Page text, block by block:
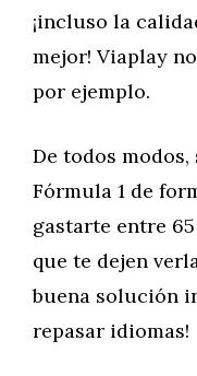
¡incluso la
mejor! Viaplay
por ejemplo.
De todos
Fórmula 1 de
gastarte entre
que te dejen
buena solución
repasar idiomas!